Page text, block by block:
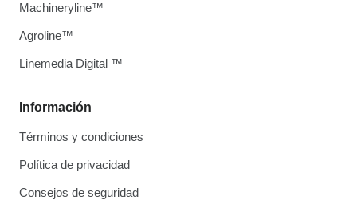
Información
Términos y condiciones
Política de privacidad
Consejos de seguridad
Machineryline™
Agroline™
Linemedia Digital ™